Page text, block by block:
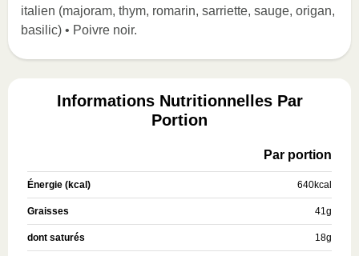
italien (majoram, thym, romarin, sarriette, sauge, origan,
basilic) • Poivre noir.
Informations Nutritionnelles Par
Portion
Par portion
Énergie (kcal) 640kcal
Graisses 41g
dont saturés 18g